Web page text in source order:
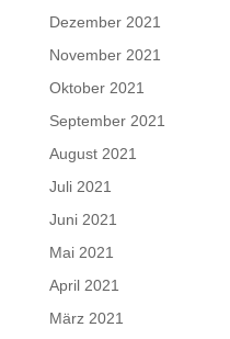
Dezember 2021
November 2021
Oktober 2021
September 2021
August 2021
Juli 2021
Juni 2021
Mai 2021
April 2021
März 2021